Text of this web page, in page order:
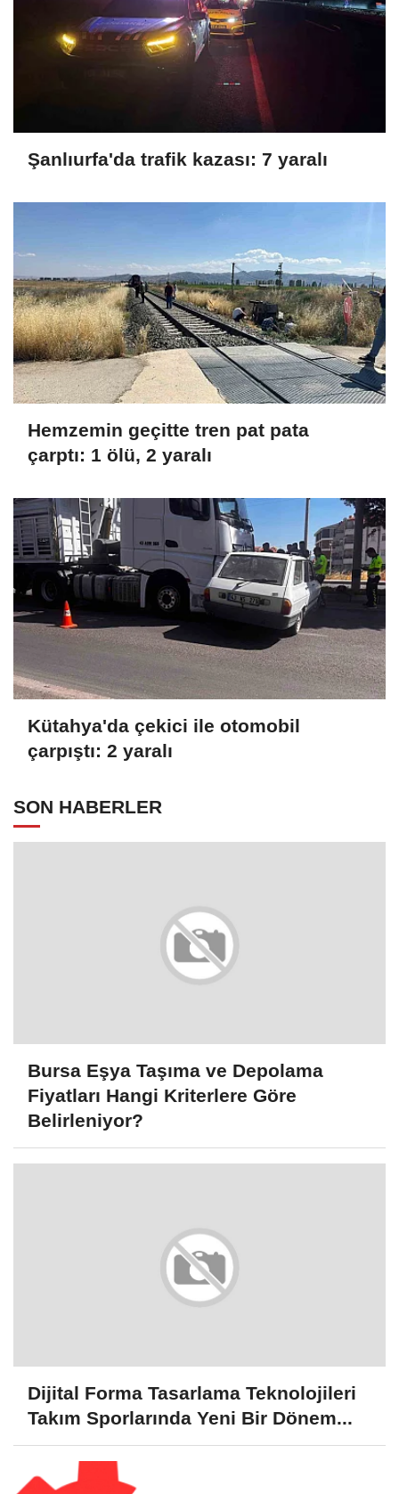
Şanlıurfa'da trafik kazası: 7 yaralı
Hemzemin geçitte tren pat pata
çarptı: 1 ölü, 2 yaralı
Kütahya'da çekici ile otomobil
çarpıştı: 2 yaralı
SON HABERLER
Bursa Eşya Taşıma ve Depolama
Fiyatları Hangi Kriterlere Göre
Belirleniyor?
Dijital Forma Tasarlama Teknolojileri
Takım Sporlarında Yeni Bir Dönem...